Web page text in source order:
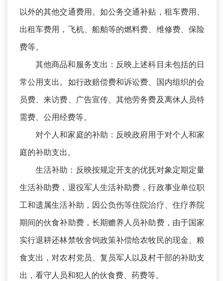
以外的其他交通费用。如公务交通补贴，租车费用、
出租车费用，飞机、船舶等的燃料费、维修费、保险
费等。
其他商品和服务支出：反映上述科目未包括的日
常公用支出。如行政赔偿费和诉讼费、国内组织的会
员费、来访费、广告宣传、其他劳务费及离休人员特
需费、公用经费等。
对个人和家庭的补助：反映政府用于对个人和家
庭的补助支出。
生活补助：反映按规定开支的优抚对象定期定量
生活补助费，退役军人生活补助费，行政事业单位职
工和遗属生活补助，因公负伤等住院治疗、住疗养院
期间的伙食补助费，长期赡养人员补助费，由于国家
实行退耕还林禁牧舍饲政策补偿给农牧民的现金、粮
食支出，对农村党员、复员军人以及村干部的补助支
出，看守人员和犯人的伙食费、药费等。